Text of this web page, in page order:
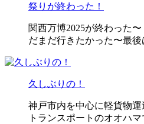
祭りが終わった！
関西万博2025が終わった
だまだ行きたかった〜最
久しぶりの！
神戸市内を中心に軽貨物
トランスポートのオオハ